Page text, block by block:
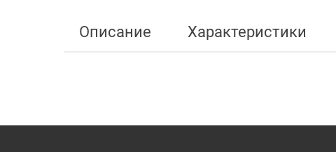
Описание Характеристики